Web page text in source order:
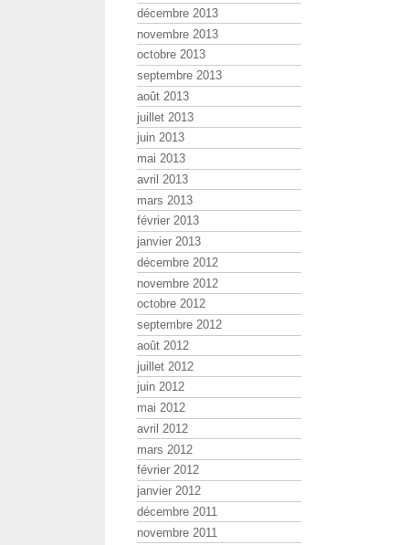
décembre 2013
novembre 2013
octobre 2013
septembre 2013
août 2013
juillet 2013
juin 2013
mai 2013
avril 2013
mars 2013
février 2013
janvier 2013
décembre 2012
novembre 2012
octobre 2012
septembre 2012
août 2012
juillet 2012
juin 2012
mai 2012
avril 2012
mars 2012
février 2012
janvier 2012
décembre 2011
novembre 2011